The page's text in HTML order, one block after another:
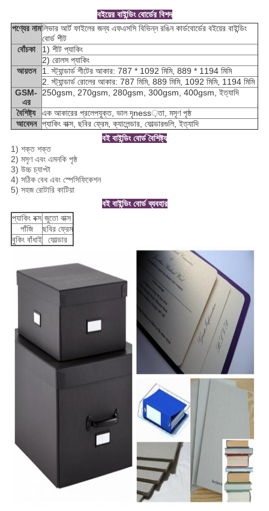
বইয়ের বাইন্ডিং বোর্ডের বিশদ
পণ্যের নামলিভার আর্ট ফাইলের জন্য এফএসসি বিভিন্ন রঙিন কার্ডবোর্ডের বইয়ের বাইন্ডিং
বোর্ড শীট
বোঁচকা
1) শীট প্যাকিং
2) রোলস প্যাকিং
আয়তন
1. স্ট্যান্ডার্ড শীটের আকার: 787 * 1092 মিমি, 889 * 1194 মিমি
2. স্ট্যান্ডার্ড রোলের আকার: 787 মিমি, 889 মিমি, 1092 মিমি, 1194 মিমি
GSM-
এর
250gsm, 270gsm, 280gsm, 300gsm, 400gsm, ইত্যাদি
বৈশিষ্ট্য
এক আকারের প্রলেপযুক্ত, ভাল দৃness়তা, মসৃণ পৃষ্ঠ
আবেদন প্যাকিং বাক্স, ছবির ফ্রেম, ক্যালেন্ডার, ফোল্ডারগুলি, ইত্যাদি
বই বাইন্ডিং বোর্ড বৈশিষ্ট্য
1) শক্ত শক্ত
2) মসৃণ এবং এমনকি পৃষ্ঠ
3) উচ্চ চ্যাপ্টা
4) সঠিক বেধ এবং স্পেসিফিকেশন
5) সহজ রোটারি কাটিয়া
বই বাইন্ডিং বোর্ড ব্যবহার
প্যাকিং বক্স জুতো বাক্স
পাঁজি
ছবির ফ্রেম
বুকিং বাঁধাই
ফোল্ডার